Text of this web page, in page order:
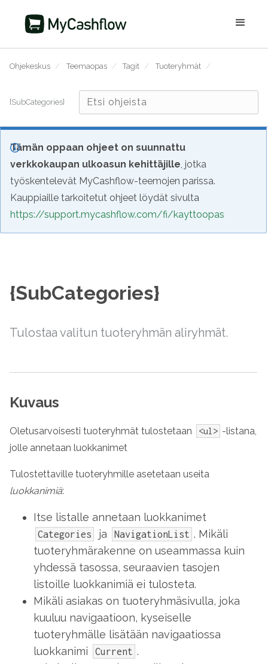
Ohjekeskus / Teemaopas / Tagit / Tuoteryhmät /
{SubCategories}
Tämän oppaan ohjeet on suunnattu
verkkokaupan ulkoasun kehittäjille, jotka
työskentelevät MyCashflow-teemojen parissa.
Kauppiaille tarkoitetut ohjeet löydät sivulta
https://support.mycashflow.com/fi/kayttoopas
{SubCategories}
Tulostaa valitun tuoteryhmän aliryhmät.
Kuvaus
Oletusarvoisesti tuoteryhmät tulostetaan <ul> -listana,
jolle annetaan luokkanimet
Tulostettaville tuoteryhmille asetetaan useita
luokkanimiä:
Itse listalle annetaan luokkanimet
Categories ja NavigationList . Mikäli
tuoteryhmärakenne on useammassa kuin
yhdessä tasossa, seuraavien tasojen
listoille luokkanimiä ei tulosteta.
Mikäli asiakas on tuoteryhmäsivulla, joka
kuuluu navigaatioon, kyseiselle
tuoteryhmälle lisätään navigaatiossa
luokkanimi
Current .